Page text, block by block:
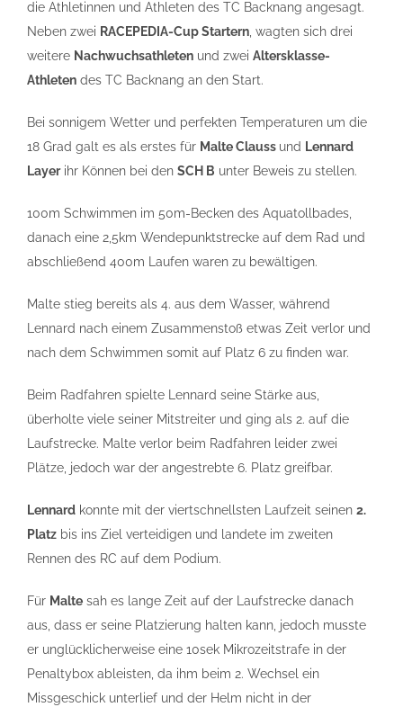
die Athletinnen und Athleten des TC Backnang angesagt.
Neben zwei RACEPEDIA-Cup Startern, wagten sich drei
weitere Nachwuchsathletenund zwei Altersklasse-
Athletendes TC Backnang an den Start.
Bei sonnigem Wetter und perfekten Temperaturen um die
18 Grad galt es als erstes für Malte Clauss und Lennard
Layerihr Können bei den SCH B unter Beweis zu stellen.
100m Schwimmen im 50m-Becken des Aquatollbades,
danach eine 2,5km Wendepunktstrecke auf dem Rad und
abschließend 400m Laufen waren zu bewältigen.
Malte stieg bereits als 4. aus dem Wasser, während
Lennard nach einem Zusammenstoß etwas Zeit verlor und
nach dem Schwimmen somit auf Platz 6 zu finden war.
Beim Radfahren spielte Lennard seine Stärke aus,
überholte viele seiner Mitstreiter und ging als 2. auf die
Laufstrecke. Malte verlor beim Radfahren leider zwei
Plätze, jedoch war der angestrebte 6. Platz greifbar.
Lennardkonnte mit der viertschnellsten Laufzeit seinen 2.
Platzbis ins Ziel verteidigen und landete im zweiten
Rennen des RC auf dem Podium.
Für Maltesah es lange Zeit auf der Laufstrecke danach
aus, dass er seine Platzierung halten kann, jedoch musste
er unglücklicherweise eine 10sek Mikrozeitstrafe in der
Penaltybox ableisten, da ihm beim 2. Wechsel ein
Missgeschick unterlief und der Helm nicht in der